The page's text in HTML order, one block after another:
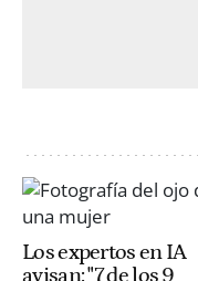
Los expertos en IA
avisan: "7 de los 9